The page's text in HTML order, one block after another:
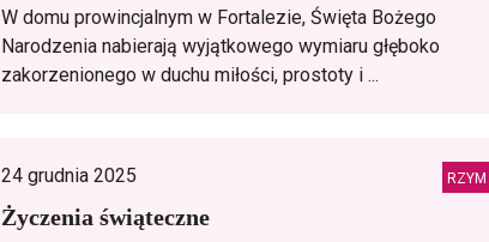
W domu prowincjalnym w Fortalezie, Święta Bożego
Narodzenia nabierają wyjątkowego wymiaru głęboko
zakorzenionego w duchu miłości, prostoty i ...
24 grudnia 2025 RZYM
Życzenia świąteczne